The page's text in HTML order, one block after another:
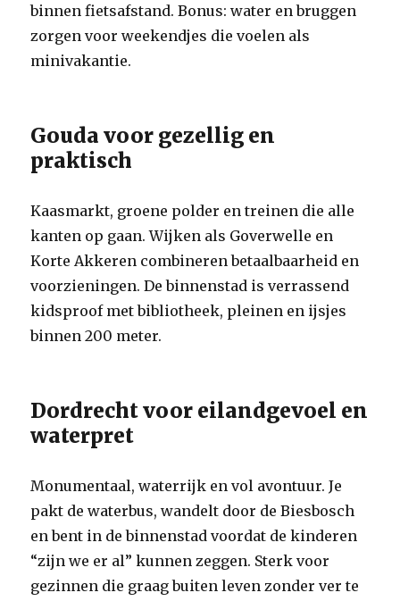
binnen fietsafstand. Bonus: water en bruggen
zorgen voor weekendjes die voelen als
minivakantie.
Gouda voor gezellig en
praktisch
Kaasmarkt, groene polder en treinen die alle
kanten op gaan. Wijken als Goverwelle en
Korte Akkeren combineren betaalbaarheid en
voorzieningen. De binnenstad is verrassend
kidsproof met bibliotheek, pleinen en ijsjes
binnen 200 meter.
Dordrecht voor eilandgevoel en
waterpret
Monumentaal, waterrijk en vol avontuur. Je
pakt de waterbus, wandelt door de Biesbosch
en bent in de binnenstad voordat de kinderen
“zijn we er al” kunnen zeggen. Sterk voor
gezinnen die graag buiten leven zonder ver te